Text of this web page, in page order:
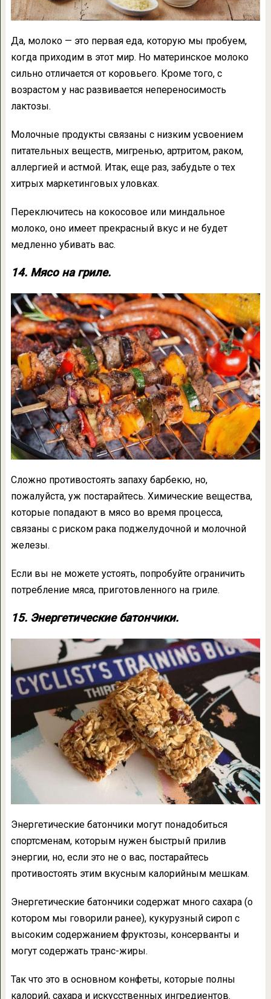
Да, молоко — это первая еда, которую мы пробуем,
когда приходим в этот мир. Но материнское молоко
сильно отличается от коровьего. Кроме того, с
возрастом у нас развивается непереносимость
лактозы.
Молочные продукты связаны с низким усвоением
питательных веществ, мигренью, артритом, раком,
аллергией и астмой. Итак, еще раз, забудьте о тех
хитрых маркетинговых уловках.
Переключитесь на кокосовое или миндальное
молоко, оно имеет прекрасный вкус и не будет
медленно убивать вас.
14. Мясо на гриле.
Сложно противостоять запаху барбекю, но,
пожалуйста, уж постарайтесь. Химические вещества,
которые попадают в мясо во время процесса,
связаны с риском рака поджелудочной и молочной
железы.
Если вы не можете устоять, попробуйте ограничить
потребление мяса, приготовленного на гриле.
15. Энергетические батончики.
Энергетические батончики могут понадобиться
спортсменам, которым нужен быстрый прилив
энергии, но, если это не о вас, постарайтесь
противостоять этим вкусным калорийным мешкам.
Энергетические батончики содержат много сахара (о
котором мы говорили ранее), кукурузный сироп с
высоким содержанием фруктозы, консерванты и
могут содержать транс-жиры.
Так что это в основном конфеты, которые полны
калорий, сахара и искусственных ингредиентов.